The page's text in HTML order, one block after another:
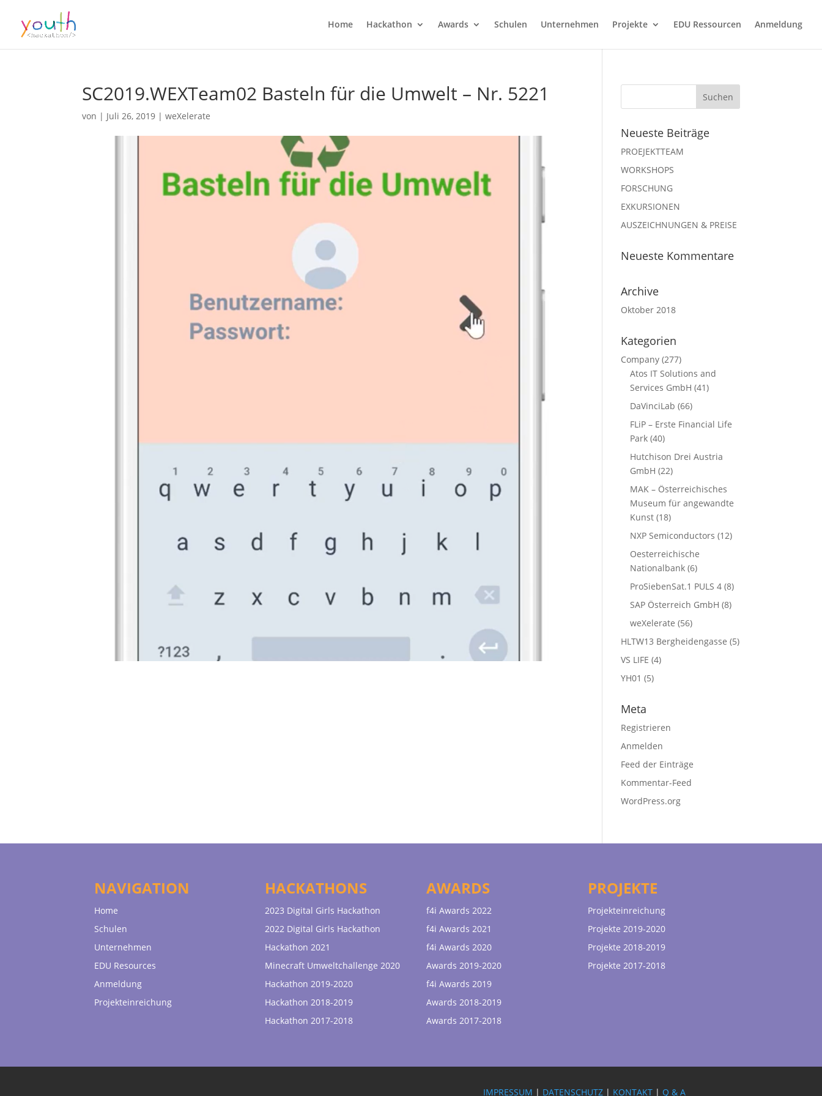
Home Hackathon Awards Schulen Unternehmen Projekte EDU Ressourcen Anmeldung
SC2019.WEXTeam02 Basteln für die Umwelt – Nr. 5221
von | Juli 26, 2019 |weXelerate
Neueste Beiträge
PROEJEKTTEAM
WORKSHOPS
FORSCHUNG
EXKURSIONEN
AUSZEICHNUNGEN & PREISE
Neueste Kommentare
Archive
Oktober 2018
Kategorien
Company (277)
Atos IT Solutions and
Services GmbH (41)
DaVinciLab (66)
FLiP – Erste Financial Life
Park (40)
Hutchison Drei Austria
GmbH (22)
MAK – Österreichisches
Museum für angewandte
Kunst (18)
NXP Semiconductors (12)
Oesterreichische
Nationalbank (6)
ProSiebenSat.1 PULS 4 (8)
SAP Österreich GmbH (8)
weXelerate (56)
HLTW13 Bergheidengasse (5)
VS LIFE (4)
YH01 (5)
Meta
Registrieren
Anmelden
Feed der Einträge
Kommentar-Feed
WordPress.org
NAVIGATION
Home
Schulen
Unternehmen
EDU Resources
Anmeldung
Projekteinreichung
HACKATHONS
2023 Digital Girls Hackathon
2022 Digital Girls Hackathon
Hackathon 2021
Minecraft Umweltchallenge 2020
Hackathon 2019-2020
Hackathon 2018-2019
Hackathon 2017-2018
AWARDS
f4i Awards 2022
f4i Awards 2021
f4i Awards 2020
Awards 2019-2020
f4i Awards 2019
Awards 2018-2019
Awards 2017-2018
PROJEKTE
Projekteinreichung
Projekte 2019-2020
Projekte 2018-2019
Projekte 2017-2018
IMPRESSUM | DATENSCHUTZ | KONTAKT | Q & A